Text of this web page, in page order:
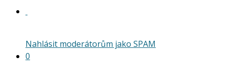
Nahlásit moderátorům jako SPAM
0